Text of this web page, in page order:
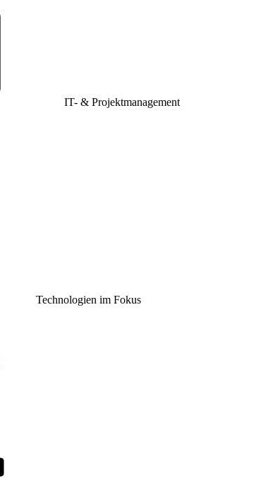
IT- & Projektmanagement
Technologien im Fokus